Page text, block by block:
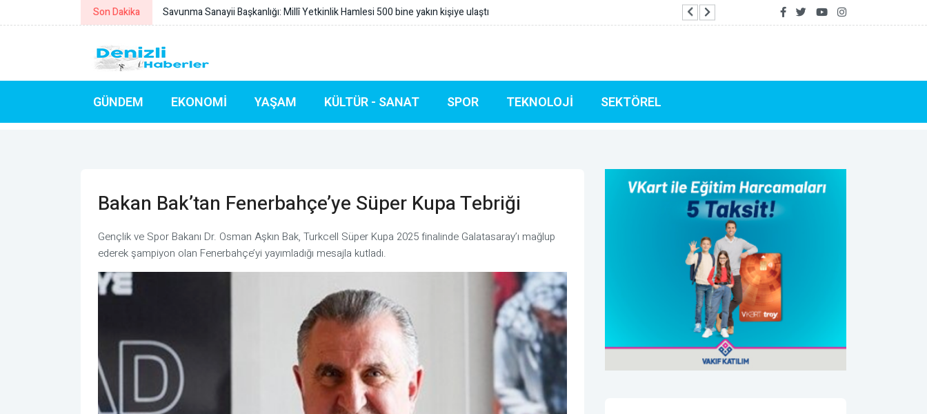
Son Dakika TFF: Bülent Perut'a UEFA'dan Şampiyonlar Ligi görevi Bakan Bayraktar: Kaynaklarımızı üretime ve
GÜNDEM EKONOMI YAŞAM KÜLTÜR - SANAT SPOR TEKNOLOJI SEKTÖREL
Bakan Bak’tan Fenerbahçe’ye Süper Kupa Tebriği
Gençlik ve Spor Bakanı Dr. Osman Aşkın Bak, Turkcell Süper Kupa 2025 finalinde Galatasaray’ı mağlup
ederek şampiyon olan Fenerbahçe’yi yayımladığı mesajla kutladı.